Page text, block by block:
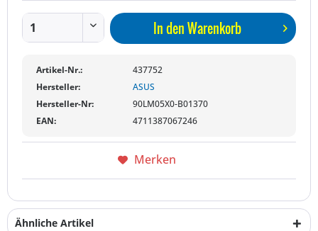
In denWarenkorb
Artikel-Nr.:
437752
Hersteller:
ASUS
Hersteller-Nr:
90LM05X0-B01370
EAN:
4711387067246
Merken
Ähnliche Artikel